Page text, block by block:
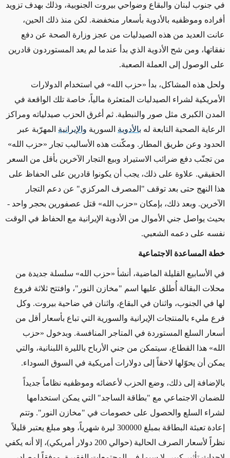
في جنوب لبنان والبقاع وضواحي بيروت الجنوبية، وذلك بهدف تزويد
أفراده وموظفيه بالأدوية بأسعار منخفضة. لكن منذ ذلك الحين،
عانت العديد من هذه الصيدليات من عجز وزارة الصحة عن دفع
نفقاتها، ومن شح الأدوية الذي بدأ عندما لم يعد المستوردون قادرين
على الوصول إلى العملة الصعبة.
ولحل هذه المشاكل، بدأ «حزب الله» في استخدام الدولارات
الأمريكية لشراء الصيدليات المتعثرة مالياً، خاصة تلك الواقعة في
المدن الكبرى مثل صور والنبطية. ثم أغرق الحزب صيدلياته ومراكز
الرعاية الصحية التابعة له بالأدوية السورية والإيرانية المهرّبة عبر
الحدود وعن طريق المطار. ومكّنت هذه الأساليب تجار «حزب الله»
من تجنّب دفع ضرائب الاستيراد وبيع التجار الآخرين بأقل من السعر
الحقيقي. علاوة على ذلك، يجب أن يكونوا قادرين على الحفاظ على
هذا النهج حتى بعد توقف "المصرف المركزي" عن دعم التجار
الآخرين. وبعد ذلك، بإمكان «حزب الله» قتل عصفورين بحجر واحد -
بحيث يواصل جني الأموال من الأدوية الإيرانية مع الحفاظ في الوقت
نفسه على دعمه الشعبي.
خطة المساعدة الاجتماعية
في الأسابيع القليلة الماضية، أنشأ «حزب الله» سلسلة جديدة من
محلات البقالة أُطلق عليها اسم "مخازن النور"، وافتتح ثلاثة فروع
لها في الجنوب، واثنان في البقاع، واثنان في ضاحية بيروت. وكل
فرع مليء بالمنتجات الإيرانية والسورية التي تباع بأسعار أقل من
أسعار السلع المستوردة في المتاجر المنافسة. وبدخول «حزب
الله» هذا القطاع، سيتمكن من جني الأرباح بالليرة اللبنانية، والتي
يمكن أن يحوّلها لاحقاً إلى دولارات أمريكية في السوق السوداء.
بالإضافة إلى ذلك، وضع الحزب لأعضائه وموظفيه نظاماً جديداً
للضمان الاجتماعي مع "بطاقة الساجد" التي يمكن استخدامها
لشراء السلع والحصول على خصومات في "مخازن النور". وتتم
إعادة تعبئة البطاقة بمبلغ 300000 ليرة شهرياً، وهو مبلغ يعتبر قليلاً
نظراً لأسعار الصرف الحالية (حوالي 200 دولار أمريكي)، إلا أنه يكفي